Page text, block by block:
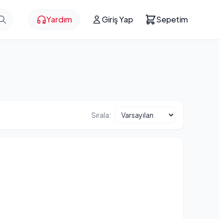
Yardım Giriş Yap Sepetim
Sırala: